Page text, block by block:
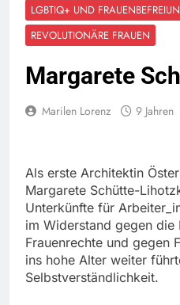
LGBTIQ+ UND
REVOLUTIONÄRE FRAUEN
Margarete
Marilen Lorenz 9 Jahren
Als erste Architektin
Margarete Schütte-
Unterkünfte für
im Widerstand gegen
Frauenrechte und gegen
ins hohe Alter weiter
Selbstverständlichkeit.